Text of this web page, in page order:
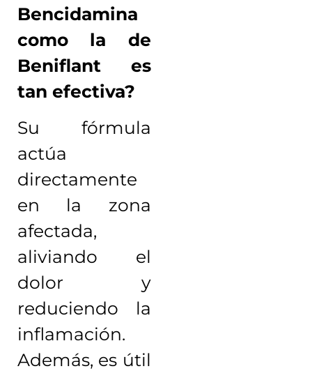
Bencidamina
como la de
Beniflant es
tan efectiva?
Su fórmula
actúa
directamente
en la zona
afectada,
aliviando el
dolor y
reduciendo la
inflamación.
Además, es útil